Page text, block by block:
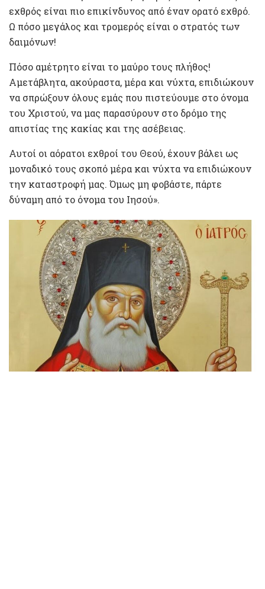
εχθρός είναι πιο επικίνδυνος από έναν ορατό εχθρό.
Ω πόσο μεγάλος και τρομερός είναι ο στρατός των
δαιμόνων!
Πόσο αμέτρητο είναι το μαύρο τους πλήθος!
Αμετάβλητα, ακούραστα, μέρα και νύχτα, επιδιώκουν
να σπρώξουν όλους εμάς που πιστεύουμε στο όνομα
του Χριστού, να μας παρασύρουν στο δρόμο της
απιστίας της κακίας και της ασέβειας.
Αυτοί οι αόρατοι εχθροί του Θεού, έχουν βάλει ως
μοναδικό τους σκοπό μέρα και νύχτα να επιδιώκουν
την καταστροφή μας. Όμως μη φοβάστε, πάρτε
δύναμη από το όνομα του Ιησού».